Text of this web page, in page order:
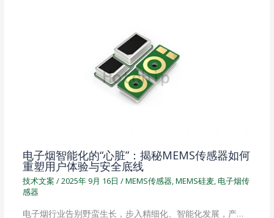
电子烟智能化的“心脏”：揭秘MEMS传感器如何
重塑用户体验与安全底线
技术文案/2025年 9月 16日 /MEMS传感器,MEMS硅麦, 电子烟传
感器
电子烟行业告别野蛮生长，步入精细化、智能化发展，产…